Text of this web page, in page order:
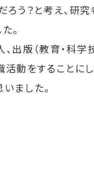
う？と考え、研
。
出版（教育・科
動をすることに
ました。